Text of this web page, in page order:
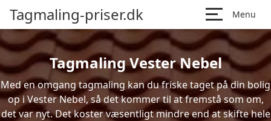
Tagmaling-priser.dk Menu
Tagmaling Vester Nebel
Med en omgang tagmaling kan du friske taget på din bolig
op i Vester Nebel, så det kommer til at fremstå som om,
det var nyt. Det koster væsentligt mindre end at skifte hele